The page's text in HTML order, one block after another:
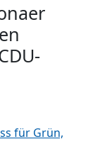
für Grün,